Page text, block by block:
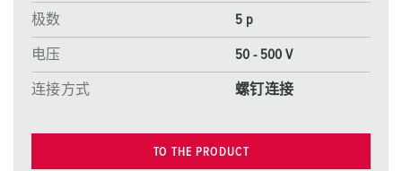
极数 5 p
电压 50 - 500 V
连接方式 螺钉连接
TO THE PRODUCT